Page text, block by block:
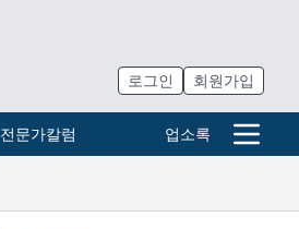
로그인 회원가입
전문가칼럼 업소록